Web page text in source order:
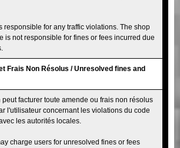
responsible for any traffic violations. The shop
is not responsible for fines or fees incurred due
Frais Non Résolus / Unresolved fines and
peut facturer toute amende ou frais non résolus
l'utilisateur concernant les violations du code
les autorités locales.
charge users for unresolved fines or fees